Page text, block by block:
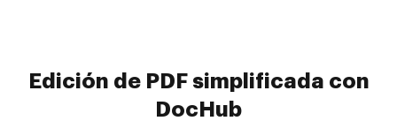
Edición de PDF simplificada con
DocHub